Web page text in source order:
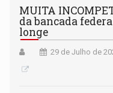
MUITA
da bancada
longe
29 de Julho de